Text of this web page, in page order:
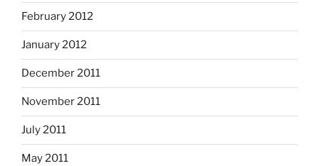
February 2012
January 2012
December 2011
November 2011
July 2011
May 2011